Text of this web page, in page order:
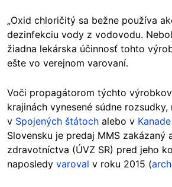
„Oxid chloričitý sa bežne používa
dezinfekciu vody z vodovodu.
žiadna lekárska účinnosť tohto
ešte vo verejnom varovaní.
Voči propagátorom týchto
krajinách vynesené súdne rozsudky,
v Spojených štátoch alebo v Kanade
Slovensku je predaj MMS zakázaný
zdravotníctva (ÚVZ SR) pred jeho
naposledy varoval v roku 2015 (